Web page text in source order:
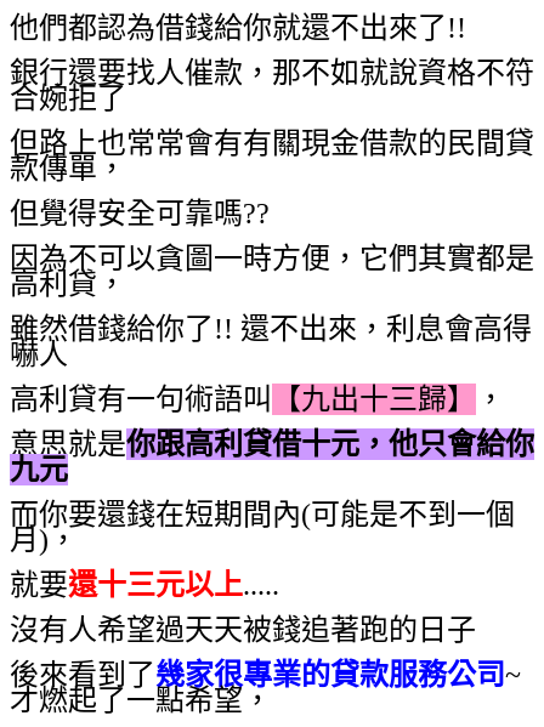
他們都認為借錢給你就還不出來了!!
銀行還要找人催款，那不如就說資格不符
合婉拒了
但路上也常常會有有關現金借款的民間貸
款傳單，
但覺得安全可靠嗎??
因為不可以貪圖一時方便，它們其實都是
高利貸，
雖然借錢給你了!! 還不出來，利息會高得
嚇人
高利貸有一句術語叫
【九出十三歸】
，
意思就是你跟高利貸借十元，他只會給你
九元
而你要還錢在短期間內(可能是不到一個
月)，
就要還十三元以上.....
沒有人希望過天天被錢追著跑的日子
後來看到了幾家很專業的貸款服務公司~
才燃起了一點希望，